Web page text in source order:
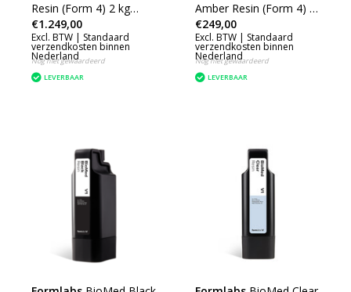
Resin (Form 4) 2 kg
(0.78 L)
€1.249,00
Excl. BTW | Standaard
verzendkosten binnen
Nederland
Nog niet gewaardeerd
LEVERBAAR
Amber Resin (Form 4) 1
L
€249,00
Excl. BTW | Standaard
verzendkosten binnen
Nederland
Nog niet gewaardeerd
LEVERBAAR